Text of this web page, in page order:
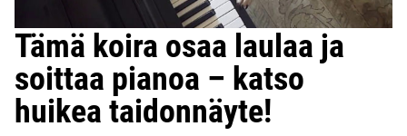
Tämä koira osaa laulaa ja
soittaa pianoa – katso
huikea taidonnäyte!